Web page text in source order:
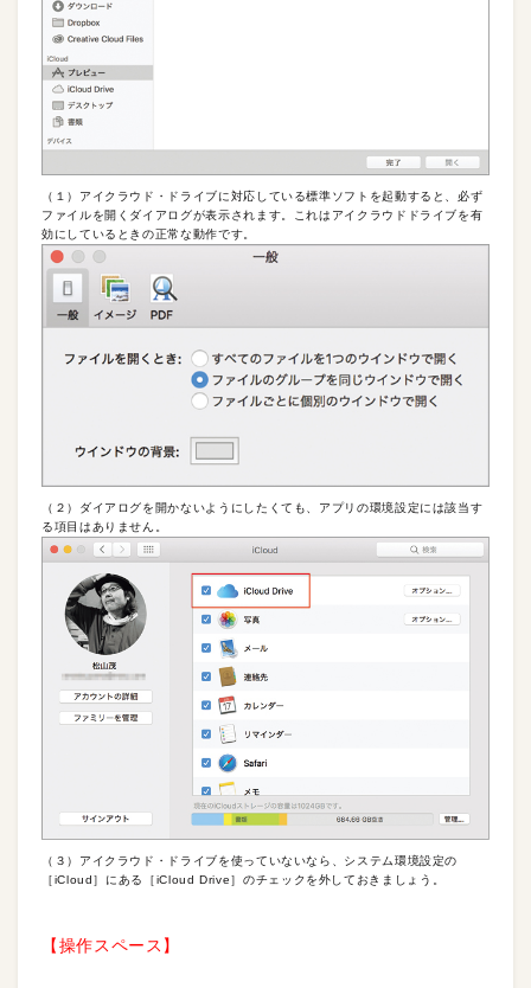
（１）アイクラウド・ドライブに対応している標準ソフトを起動すると、必ず
ファイルを開くダイアログが表示されます。これはアイクラウドドライブを有
効にしているときの正常な動作です。
（２）ダイアログを開かないようにしたくても、アプリの環境設定には該当す
る項目はありません。
（３）アイクラウド・ドライブを使っていないなら、システム環境設定の
［iCloud］にある［iCloud Drive］のチェックを外しておきましょう。
【操作スペース】